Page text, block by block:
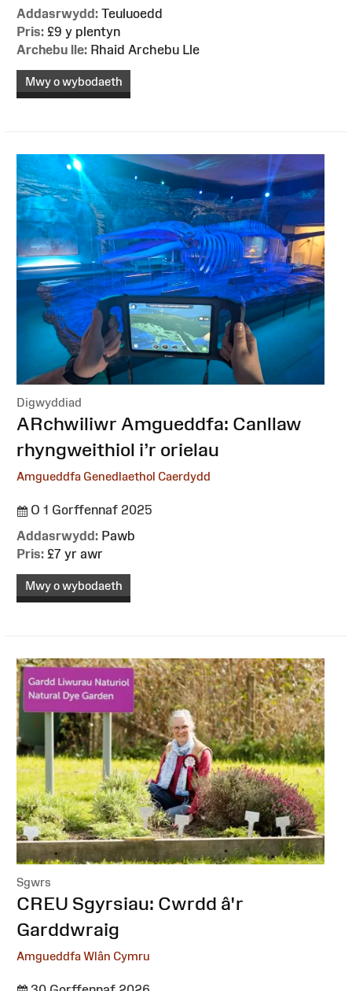
Addasrwydd: Teuluoedd
Pris: £9 y plentyn
Archebu lle: Rhaid Archebu Lle
Mwy o wybodaeth
Digwyddiad
:ARchwiliwr Amgueddfa: Canllaw
rhyngweithiol i’r orielau
Amgueddfa Genedlaethol Caerdydd
O 1 Gorffennaf 2025
Addasrwydd: Pawb
Pris: £7 yr awr
Mwy o wybodaeth
Sgwrs
:CREU Sgyrsiau: Cwrdd â'r
Garddwraig
Amgueddfa Wlân Cymru